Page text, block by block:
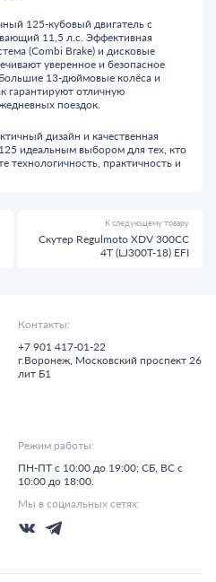
125-кубовый двигатель с
11,5 л.с. Эффективная
(Combi Brake) и дисковые
уверенное и безопасное
13-дюймовые колёса и
гарантируют отличную
поездок.
дизайн и качественная
идеальным выбором для тех, кто
технологичность, практичность и
К следующему товару
Скутер Regulmoto XDV 300CC
4T (LJ300T-18) EFI
Контакты:
+7 901 417-01-22
г.Воронеж, Московский проспект 26
лит Б1
Режим работы:
ПН-ПТ с 10:00 до 19:00; СБ, ВС с
10:00 до 18:00.
Мы в социальных сетях: